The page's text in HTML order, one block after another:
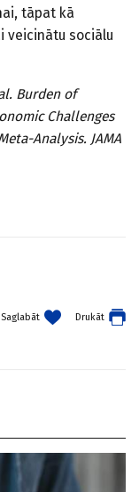
tāpat kā
veicinātu sociālu
Burden of
Challenges
Analysis. JAMA
Saglabāt Drukāt